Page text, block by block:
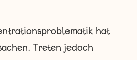
hat
Treten jedoch